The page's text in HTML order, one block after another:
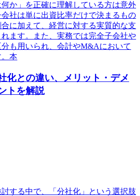
何か」を正確に理解している方は意外
社は単に出資比率だけで決まるもの
に加えて、経営に対する実質的な支
ます。また、実務では完全子会社や
も用いられ、会計やM&Aにおいて
本
化との違い、メリット・デメ
トを解説
する中で、「分社化」という選択肢